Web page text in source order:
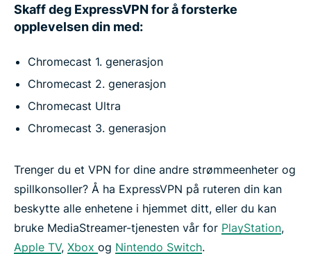
Skaff deg ExpressVPN for å forsterke
opplevelsen din med:
Chromecast 1. generasjon
Chromecast 2. generasjon
Chromecast Ultra
Chromecast 3. generasjon
Trenger du et VPN for dine andre strømmeenheter og
spillkonsoller? Å ha ExpressVPN på ruteren din kan
beskytte alle enhetene i hjemmet ditt, eller du kan
bruke MediaStreamer-tjenesten vår for PlayStation,
Apple TV, Xbox og Nintendo Switch.